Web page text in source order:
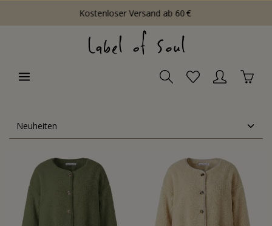
Kostenloser Versand ab 60 €